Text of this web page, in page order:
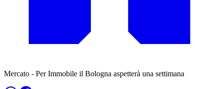
Mercato - Per Immobile il Bologna aspetterà una settimana